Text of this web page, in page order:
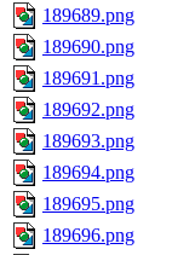
189689.png
189690.png
189691.png
189692.png
189693.png
189694.png
189695.png
189696.png